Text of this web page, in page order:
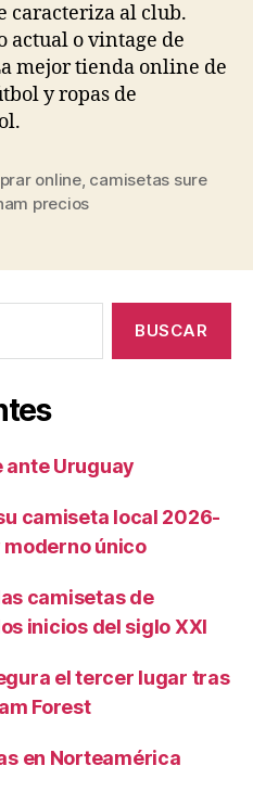
caracteriza al club.
actual o vintage de
mejor tienda online de
y ropas de
online, camisetas sure
precios
ante Uruguay
camiseta local 2026-
moderno único
camisetas de
inicios del siglo XXI
el tercer lugar tras
Forest
en Norteamérica